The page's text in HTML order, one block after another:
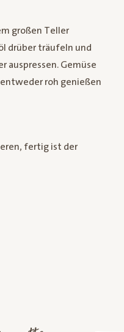
großen Teller
drüber träufeln und
auspressen. Gemüse
roh genießen
fertig ist der